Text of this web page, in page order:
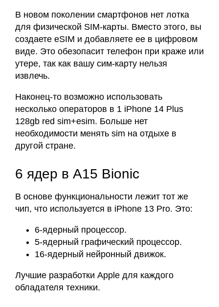
В новом поколении смартфонов нет лотка
для физической SIM-карты. Вместо этого, вы
создаете eSIM и добавляете ее в цифровом
виде. Это обезопасит телефон при краже или
утере, так как вашу сим-карту нельзя
извлечь.
Наконец-то возможно использовать
несколько операторов в 1 iPhone 14 Plus
128gb red sim+esim. Больше нет
необходимости менять sim на отдыхе в
другой стране.
6 ядер в A15 Bionic
В основе функциональности лежит тот же
чип, что используется в iPhone 13 Pro. Это:
6-ядерный процессор.
5-ядерный графический процессор.
16-ядерный нейронный движок.
Лучшие разработки Apple для каждого
обладателя техники.